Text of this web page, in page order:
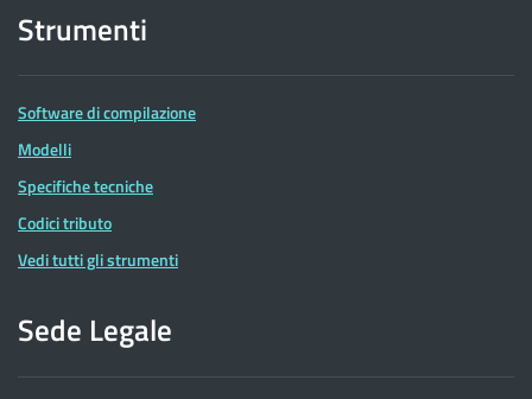
Strumenti
Software di compilazione
Modelli
Specifiche tecniche
Codici tributo
Vedi tutti gli strumenti
Sede Legale